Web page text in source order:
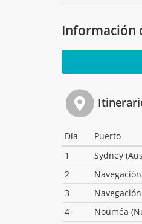
Información
Día Puerto
1
Sydney
2
Navegación
3
Navegación
4
Nouméa